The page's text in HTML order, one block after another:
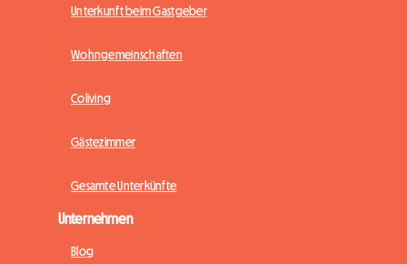
Unterkunft beim Gastgeber
Wohngemeinschaften
Coliving
Gästezimmer
Gesamte Unterkünfte
Unternehmen
Blog